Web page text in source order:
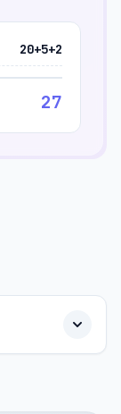
20+5+2
27